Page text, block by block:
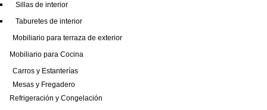
Sillas de interior
Taburetes de interior
Mobiliario para terraza de exterior
Mobiliario para Cocina
Carros y Estanterías
Mesas y Fregadero
Refrigeración y Congelación